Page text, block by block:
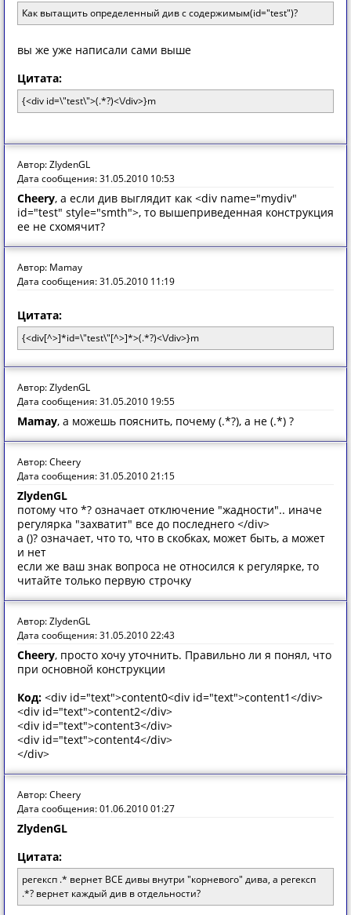
Как вытащить определенный див с содержимым(id="test")?
вы же уже написали сами выше
Цитата:
{<div id=\"test\">(.*?)<\/div>}m
Автор: ZlydenGL
Дата сообщения: 31.05.2010 10:53
Cheery, а если див выглядит как <div name="mydiv"
id="test" style="smth">, то вышеприведенная конструкция
ее не схомячит?
Автор: Mamay
Дата сообщения: 31.05.2010 11:19
Цитата:
{<div[^>]*id=\"test\"[^>]*>(.*?)<\/div>}m
Автор: ZlydenGL
Дата сообщения: 31.05.2010 19:55
Mamay, а можешь пояснить, почему (.*?), а не (.*) ?
Автор: Cheery
Дата сообщения: 31.05.2010 21:15
ZlydenGL
потому что *? означает отключение "жадности".. иначе
регулярка "захватит" все до последнего </div>
а ()? означает, что то, что в скобках, может быть, а может
и нет
если же ваш знак вопроса не относился к регулярке, то
читайте только первую строчку
Автор: ZlydenGL
Дата сообщения: 31.05.2010 22:43
Cheery, просто хочу уточнить. Правильно ли я понял, что
при основной конструкции
Код: <div id="text">content0<div id="text">content1</div>
<div id="text">content2</div>
<div id="text">content3</div>
<div id="text">content4</div>
</div>
Автор: Cheery
Дата сообщения: 01.06.2010 01:27
ZlydenGL
Цитата:
регексп .* вернет ВСЕ дивы внутри "корневого" дива, а регексп
.*? вернет каждый див в отдельности?